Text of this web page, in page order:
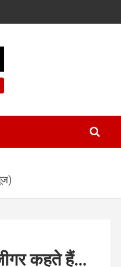
कहते हैं…